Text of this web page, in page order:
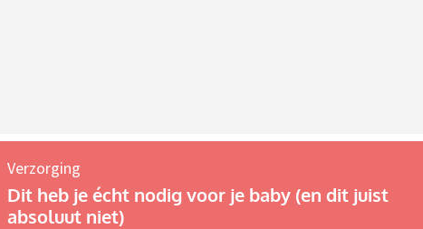
Verzorging
Dit heb je écht nodig voor je baby (en dit juist
absoluut niet)